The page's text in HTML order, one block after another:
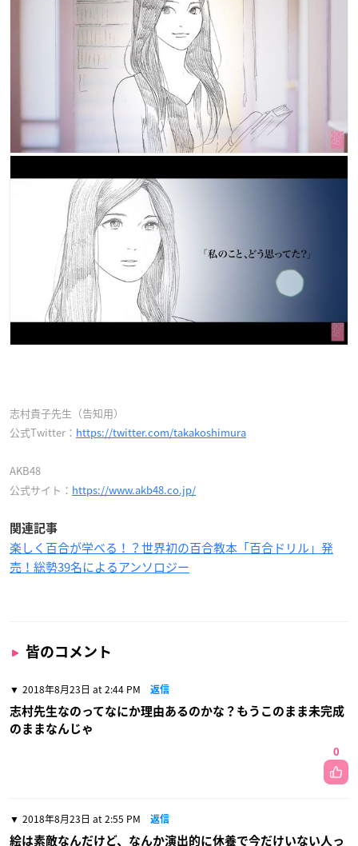
志村貴子先生（告知用）
公式Twitter： https://twitter.com/takakoshimura
AKB48
公式サイト： https://www.akb48.co.jp/
関連記事
楽しく百合が学べる！？世界初の百合教本「百合ドリル」発
売！総勢39名によるアンソロジー
皆のコメント
2018年8月23日 at 2:44 PM 返信
志村先生なのってなにか理由あるのかな？もうこのまま未完成
のままなんじゃ
0
2018年8月23日 at 2:55 PM 返信
絵は素敵なんだけど、なんか演出的に休養で今だけいない人っ